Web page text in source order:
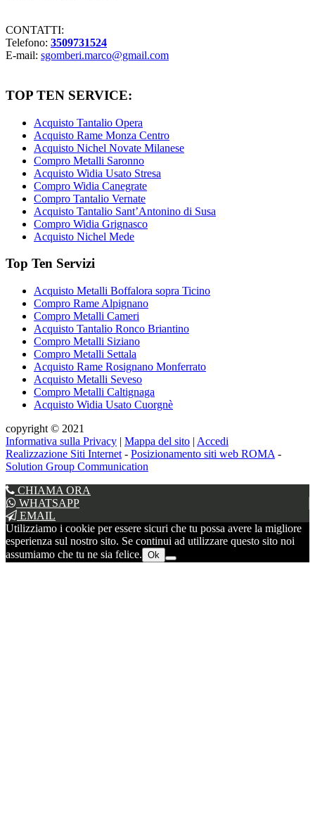
CONTATTI:
Telefono: 3509731524
E-mail: sgomberi.marco@gmail.com
TOP TEN SERVICE:
Acquisto Tantalio Opera
Acquisto Rame Monza Centro
Acquisto Nichel Novate Milanese
Compro Metalli Saronno
Acquisto Widia Usato Stresa
Compro Widia Canegrate
Compro Tantalio Vernate
Acquisto Tantalio Sant’Antonino di Susa
Compro Widia Grignasco
Acquisto Nichel Mede
Top Ten Servizi
Acquisto Metalli Boffalora sopra Ticino
Compro Rame Alpignano
Compro Metalli Cameri
Acquisto Tantalio Ronco Briantino
Compro Metalli Siziano
Compro Metalli Settala
Acquisto Rame Rosignano Monferrato
Acquisto Metalli Seveso
Compro Metalli Caltignaga
Acquisto Widia Usato Cuorgnè
copyright © 2021
Informativa sulla Privacy | Mappa del sito | Accedi
Realizzazione Siti Internet - Posizionamento siti web ROMA -
Solution Group Communication
CHIAMA ORA
WHATSAPP
EMAIL
Utilizziamo i cookie per essere sicuri che tu possa avere la migliore
esperienza sul nostro sito. Se continui ad utilizzare questo sito noi
assumiamo che tu ne sia felice. Ok